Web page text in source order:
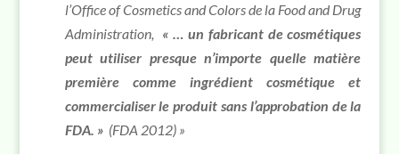
l’Office of Cosmetics and Colors de la Food and Drug
Administration, « … un fabricant de cosmétiques
peut utiliser presque n’importe quelle matière
première comme ingrédient cosmétique et
commercialiser le produit sans l’approbation de la
FDA. »(FDA 2012) »